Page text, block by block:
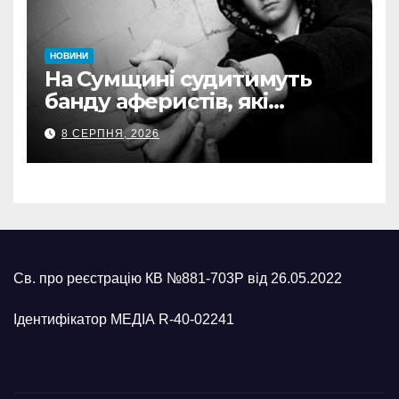
НОВИНИ
На Сумщині судитимуть
банду аферистів, які
виманили у військових
понад 1 млн грн
8 СЕРПНЯ, 2026
Св. про реєстрацію КВ №881-703Р від 26.05.2022
Ідентифікатор МЕДІА R-40-02241